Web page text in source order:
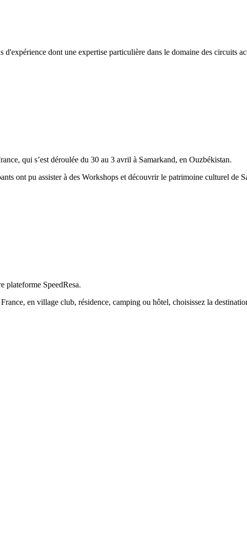
dont une expertise particulière dans le domaine des circuits
qui s’est déroulée du 30 au 3 avril à Samarkand, en Ouzbékistan.
ont pu assister à des Workshops et découvrir le patrimoine culturel de
plateforme SpeedResa.
en village club, résidence, camping ou hôtel, choisissez la